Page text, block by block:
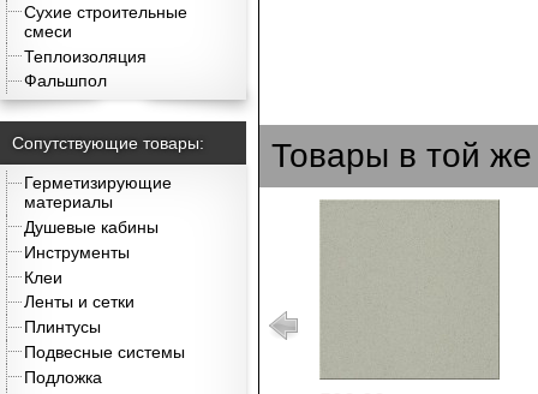
Сухие строительные
смеси
Теплоизоляция
Фальшпол
Сопутствующие товары:
Герметизирующие
материалы
Душевые кабины
Инструменты
Клеи
Ленты и сетки
Плинтусы
Подвесные системы
Подложка
Товары в той же